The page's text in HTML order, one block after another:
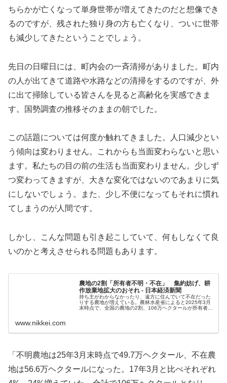
ちらかが亡くなって単身世帯が増えてきたのだと想像でき
るのですが、残された独り身の方も亡くなり、ついに世帯
も減少してきたということでしょう。
先日の日曜日には、町内会の一斉清掃がありました。町内
の人が出てきて道路や水路などの清掃をするのですが、外
に出て掃除している皆さんを見ると高齢化を実感できま
す。国勢調査の推移そのままの朝でした。
この話題については何度か触れてきました。人口減少とい
う傾向は変わりません。これからも当面変わらないと思い
ます。私たちの目の前の生活も当面変わりません。少しず
つ変わってきますが、大きな変化ではないのであまりに気
にしないでしょう。また、少し不便になってもそれに慣れ
てしまうのが人間です。
しかし、こんな問題も引き起こしていて、何もしなくて良
いのかと考えさせられる問題もあります。
農地の2割「所有者不明・不在」 集約妨げ、耕
作放棄地拡大のおそれ - 日本経済新聞
持ち主がわからなかったり、遠方に住んでいて不在だった
りする農地が増えている。農林水産省によると2025年3月
末時点で、全国の農地の2割、106万ヘクタールが所有者不
www.nikkei.com
「不明農地は25年3月末時点で49.7万ヘクタール、不在農
地は56.6万ヘクタールになった。17年3月と比べそれぞれ